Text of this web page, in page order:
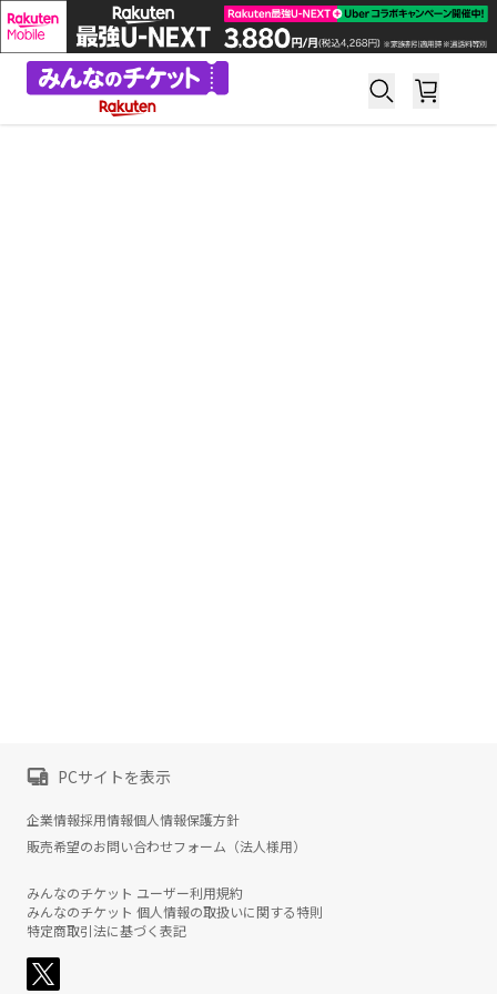
PCサイトを表示
企業情報採用情報個人情報保護方針
販売希望のお問い合わせフォーム（法人様用）
みんなのチケット ユーザー利用規約
みんなのチケット 個人情報の取扱いに関する特則
特定商取引法に基づく表記